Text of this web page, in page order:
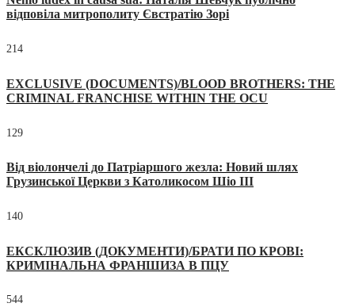
відповіла митрополиту Євстратію Зорі
214
EXCLUSIVE (DOCUMENTS)/BLOOD BROTHERS: THE
CRIMINAL FRANCHISE WITHIN THE OCU
129
Від віолончелі до Патріаршого жезла: Новий шлях
Грузинської Церкви з Католикосом Шіо III
140
ЕКСКЛЮЗИВ (ДОКУМЕНТИ)/БРАТИ ПО КРОВІ:
КРИМІНАЛЬНА ФРАНШИЗА В ПЦУ
544